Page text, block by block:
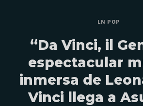
LN POP
“Da Vinci, il
espectacular
inmersa de
Vinci llega a